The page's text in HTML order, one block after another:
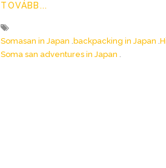
TOVÁBB...
Somasan in Japan backpacking in Japan
Soma san adventures in Japan